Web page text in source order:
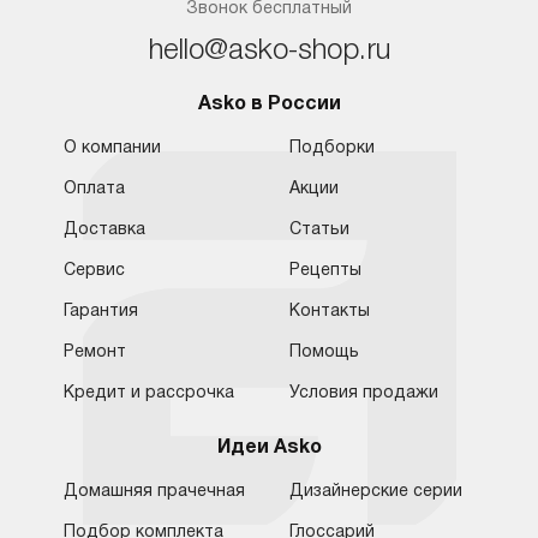
Звонок бесплатный
hello@asko-shop.ru
Asko в России
О компании
Оплата
Доставка
Сервис
Гарантия
Ремонт
Кредит и рассрочка
Подборки
Акции
Статьи
Рецепты
Контакты
Помощь
Условия продажи
Идеи Asko
Домашняя прачечная
Подбор комплекта
Дизайнерские серии
Глоссарий